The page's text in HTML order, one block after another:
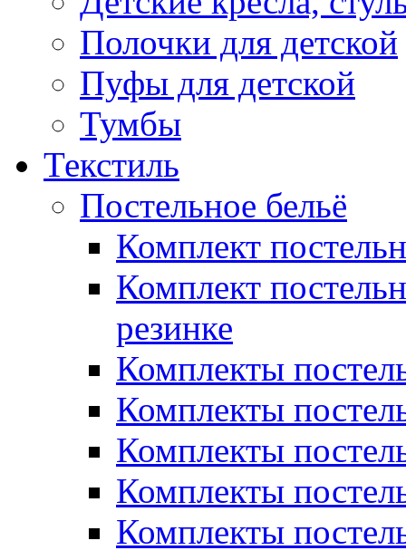
Полочки для детской
Пуфы для детской
Тумбы
Текстиль
Постельное бельё
Комплект
Комплект
резинке
Комплекты
Комплекты
Комплекты
Комплекты
Комплекты